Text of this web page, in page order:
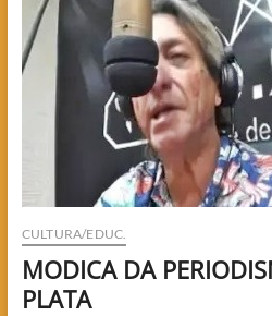
CULTURA/EDUC.
MODICA DA
PLATA